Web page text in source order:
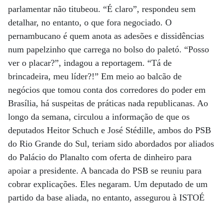
parlamentar não titubeou. “É claro”, respondeu sem
detalhar, no entanto, o que fora negociado. O
pernambucano é quem anota as adesões e dissidências
num papelzinho que carrega no bolso do paletó. “Posso
ver o placar?”, indagou a reportagem. “Tá de
brincadeira, meu líder?!” Em meio ao balcão de
negócios que tomou conta dos corredores do poder em
Brasília, há suspeitas de práticas nada republicanas. Ao
longo da semana, circulou a informação de que os
deputados Heitor Schuch e José Stédille, ambos do PSB
do Rio Grande do Sul, teriam sido abordados por aliados
do Palácio do Planalto com oferta de dinheiro para
apoiar a presidente. A bancada do PSB se reuniu para
cobrar explicações. Eles negaram. Um deputado de um
partido da base aliada, no entanto, assegurou à ISTOÉ